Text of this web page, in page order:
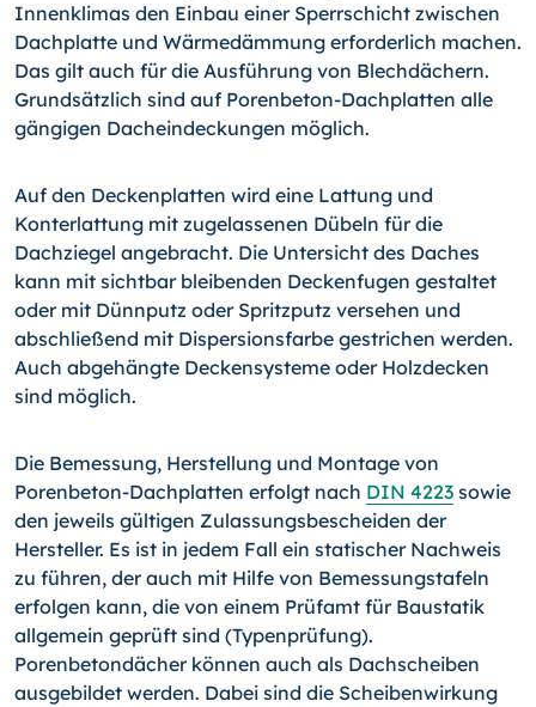
Innenklimas den Einbau einer Sperrschicht zwischen
Dachplatte und Wärmedämmung erforderlich machen.
Das gilt auch für die Ausführung von Blechdächern.
Grundsätzlich sind auf Porenbeton-Dachplatten alle
gängigen Dacheindeckungen möglich.
Auf den Deckenplatten wird eine Lattung und
Konterlattung mit zugelassenen Dübeln für die
Dachziegel angebracht. Die Untersicht des Daches
kann mit sichtbar bleibenden Deckenfugen gestaltet
oder mit Dünnputz oder Spritzputz versehen und
abschließend mit Dispersionsfarbe gestrichen werden.
Auch abgehängte Deckensysteme oder Holzdecken
sind möglich.
Die Bemessung, Herstellung und Montage von
Porenbeton-Dachplatten erfolgt nach DIN 4223 sowie
den jeweils gültigen Zulassungsbescheiden der
Hersteller. Es ist in jedem Fall ein statischer Nachweis
zu führen, der auch mit Hilfe von Bemessungstafeln
erfolgen kann, die von einem Prüfamt für Baustatik
allgemein geprüft sind (Typenprüfung).
Porenbetondächer können auch als Dachscheiben
ausgebildet werden. Dabei sind die Scheibenwirkung